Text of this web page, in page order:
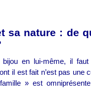
sa nature : de
en lui-même, il
il est fait n’est pas une
» est